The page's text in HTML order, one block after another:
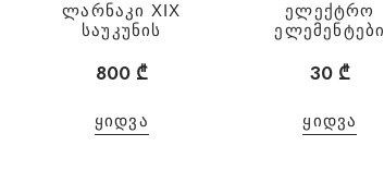
ლარნაკი XIX
საუკუნის
800 ₾
ᲧᲘᲓᲕᲐ
ელექტრო
ელემენტები
30 ₾
ᲧᲘᲓᲕᲐ